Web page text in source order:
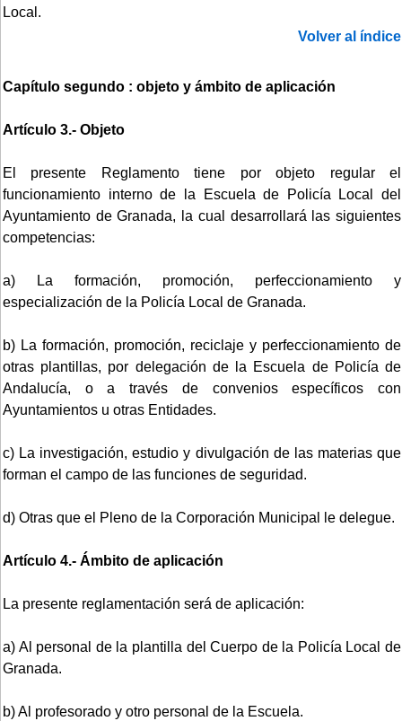
Local.
Volver al índice
Capítulo segundo : objeto y ámbito de aplicación
Artículo 3.- Objeto
El presente Reglamento tiene por objeto regular el
funcionamiento interno de la Escuela de Policía Local del
Ayuntamiento de Granada, la cual desarrollará las siguientes
competencias:
a) La formación, promoción, perfeccionamiento y
especialización de la Policía Local de Granada.
b) La formación, promoción, reciclaje y perfeccionamiento de
otras plantillas, por delegación de la Escuela de Policía de
Andalucía, o a través de convenios específicos con
Ayuntamientos u otras Entidades.
c) La investigación, estudio y divulgación de las materias que
forman el campo de las funciones de seguridad.
d) Otras que el Pleno de la Corporación Municipal le delegue.
Artículo 4.- Ámbito de aplicación
La presente reglamentación será de aplicación:
a) Al personal de la plantilla del Cuerpo de la Policía Local de
Granada.
b) Al profesorado y otro personal de la Escuela.